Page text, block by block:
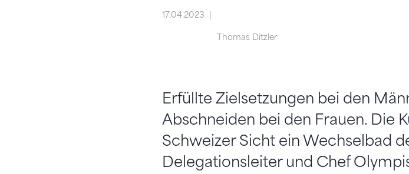
17.04.2023
Thomas Ditzler
Erfüllte Zielsetzungen bei den
Abschneiden bei den Frauen. Die
Schweizer Sicht ein Wechselbad
Delegationsleiter und Chef